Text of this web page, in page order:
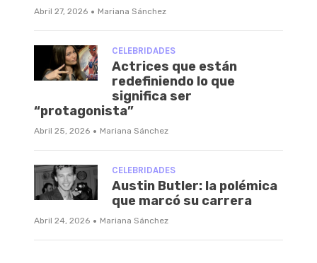
Abril 27, 2026 · Mariana Sánchez
CELEBRIDADES
Actrices que están
redefiniendo lo que
significa ser
“protagonista”
Abril 25, 2026 · Mariana Sánchez
CELEBRIDADES
Austin Butler: la polémica
que marcó su carrera
Abril 24, 2026 · Mariana Sánchez